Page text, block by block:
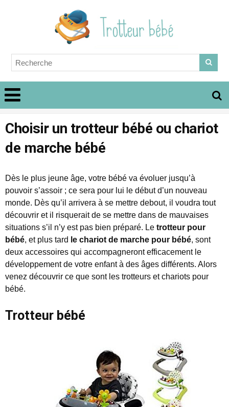
Choisir un trotteur bébé ou chariot
de marche bébé
Dès le plus jeune âge, votre bébé va évoluer jusqu’à
pouvoir s’assoir ; ce sera pour lui le début d’un nouveau
monde. Dès qu’il arrivera à se mettre debout, il voudra tout
découvrir et il risquerait de se mettre dans de mauvaises
situations s’il n’y est pas bien préparé. Le trotteur pour
bébé, et plus tard le chariot de marche pour bébé, sont
deux accessoires qui accompagneront efficacement le
développement de votre enfant à des âges différents. Alors
venez découvrir ce que sont les trotteurs et chariots pour
bébé.
Trotteur bébé